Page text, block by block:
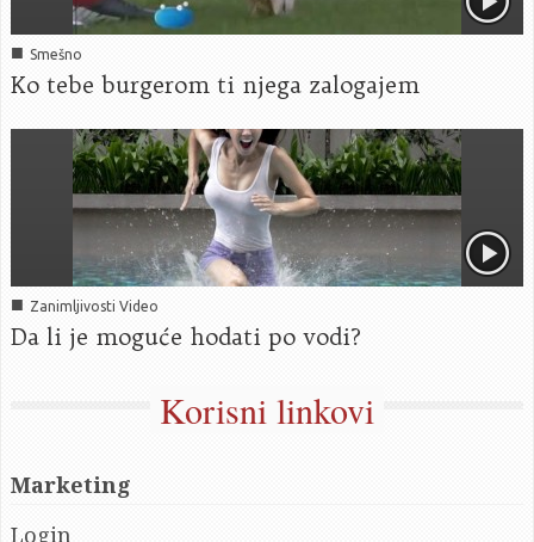
■ Smešno
Ko tebe burgerom ti njega zalogajem
■ Zanimljivosti Video
Da li je moguće hodati po vodi?
Korisni linkovi
Marketing
Login